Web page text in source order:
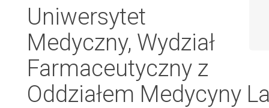
Uniwersytet
Medyczny, Wydział
Farmaceutyczny z
Oddziałem Medycyny